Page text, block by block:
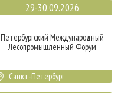
29-30.09.2026
Петербургский Международный
Лесопромышленный Форум
Санкт-Петербург